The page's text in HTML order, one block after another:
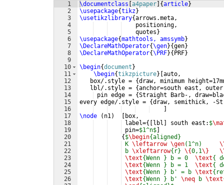
1
2
3
4
5
6
7
8
9
10
11
12
13
14
15
16
17
18
19
20
21
22
23
24
25
26
\documentclass a4paper {article}
\usepackage{tikz}
\usetikzlibrary{arrows.meta,
    positioning,
    quotes
}
\usepackage{mathtools, amssymb}
\DeclareMathOperator{\gen}{gen}
\DeclareMathOperator{\PRF}{ PRF}
\begin{document }
\begin{tikzpicture} auto,
   box/.style =
{draw, minimum
   lbl/.style =
{anchor=south east, outer
pin edge = {Straight Barb-,
every edge/.style = {draw, semithick, -
\node
( n1)
box,
label={[ lbl south east: $
pin=$1^n$
{ $\begin{aligned}
K \leftarrow \gen(1^n)
b \xleftarrow{r} \{0,1\}
\text{Wenn } b = 0 \text{
\text{Wenn } b = 1 \text{
\text{Wenn } b' = b \text
\text{Wenn } b' \neq b \text